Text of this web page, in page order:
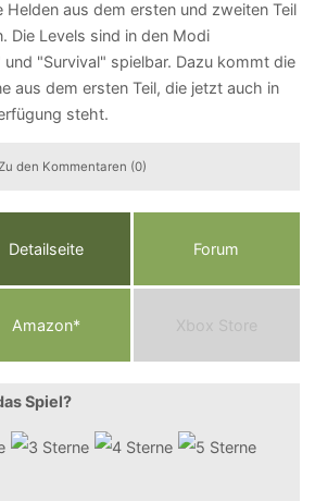
aus dem ersten und zweiten Teil
Die Levels sind in den Modi
"Survival" spielbar. Dazu kommt die
aus dem ersten Teil, die jetzt auch in
steht.
den Kommentaren (0)
Detailseite Forum
Amazon* Xbox Store
Spiel?